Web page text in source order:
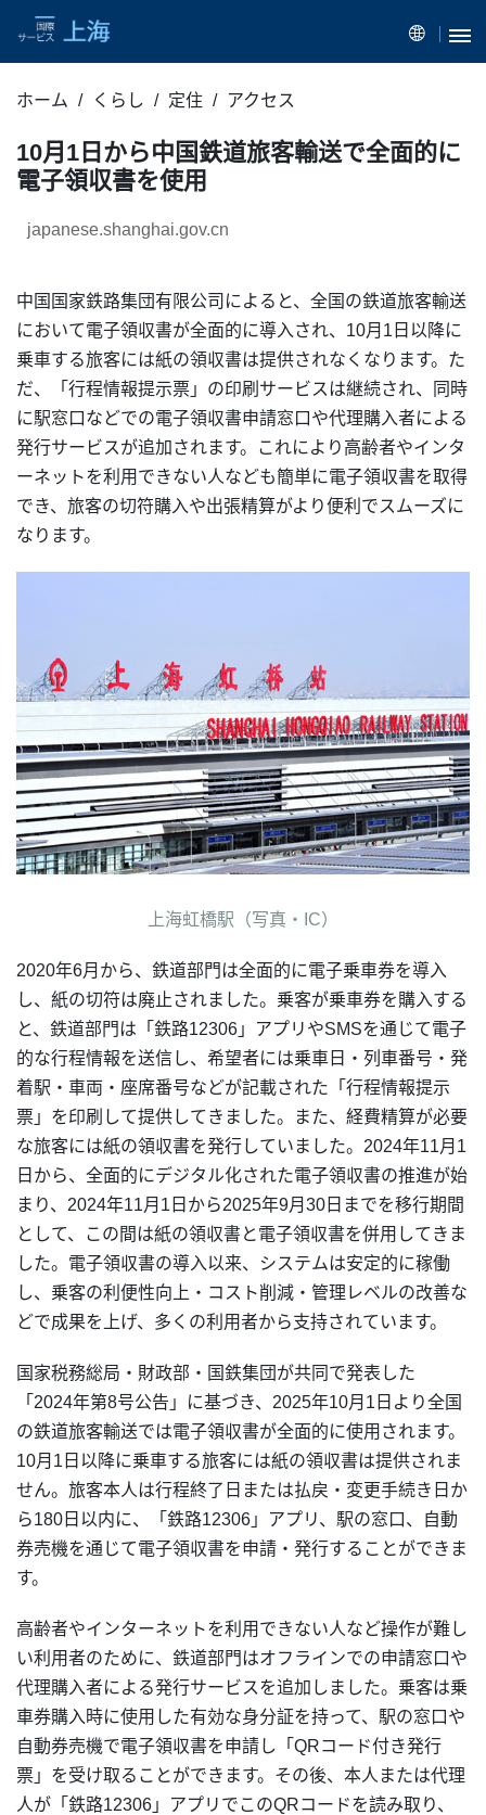
ホーム くらし 定住 アクセス
10月1日から中国鉄道旅客輸送で全面的に
電子領収書を使用
japanese.shanghai.gov.cn
中国国家鉄路集団有限公司によると、全国の鉄道旅客輸送
において電子領収書が全面的に導入され、10月1日以降に
乗車する旅客には紙の領収書は提供されなくなります。た
だ、「行程情報提示票」の印刷サービスは継続され、同時
に駅窓口などでの電子領収書申請窓口や代理購入者による
発行サービスが追加されます。これにより高齢者やインタ
ーネットを利用できない人なども簡単に電子領収書を取得
でき、旅客の切符購入や出張精算がより便利でスムーズに
なります。
上海虹橋駅（写真・IC）
2020年6月から、鉄道部門は全面的に電子乗車券を導入
し、紙の切符は廃止されました。乗客が乗車券を購入する
と、鉄道部門は「鉄路12306」アプリやSMSを通じて電子
的な行程情報を送信し、希望者には乗車日・列車番号・発
着駅・車両・座席番号などが記載された「行程情報提示
票」を印刷して提供してきました。また、経費精算が必要
な旅客には紙の領収書を発行していました。2024年11月1
日から、全面的にデジタル化された電子領収書の推進が始
まり、2024年11月1日から2025年9月30日までを移行期間
として、この間は紙の領収書と電子領収書を併用してきま
した。電子領収書の導入以来、システムは安定的に稼働
し、乗客の利便性向上・コスト削減・管理レベルの改善な
どで成果を上げ、多くの利用者から支持されています。
国家税務総局・財政部・国鉄集団が共同で発表した
「2024年第8号公告」に基づき、2025年10月1日より全国
の鉄道旅客輸送では電子領収書が全面的に使用されます。
10月1日以降に乗車する旅客には紙の領収書は提供されま
せん。旅客本人は行程終了日または払戻・変更手続き日か
ら180日以内に、「鉄路12306」アプリ、駅の窓口、自動
券売機を通じて電子領収書を申請・発行することができま
す。
高齢者やインターネットを利用できない人など操作が難し
い利用者のために、鉄道部門はオフラインでの申請窓口や
代理購入者による発行サービスを追加しました。乗客は乗
車券購入時に使用した有効な身分証を持って、駅の窓口や
自動券売機で電子領収書を申請し「QRコード付き発行
票」を受け取ることができます。その後、本人または代理
人が「鉄路12306」アプリでこのQRコードを読み取り、